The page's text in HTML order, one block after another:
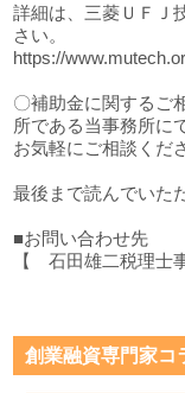
詳細は、三菱ＵＦＪ
さい。
https://
〇補助金に関するご
所である当事務所に
お気軽にご相談くだ
最後まで読んでいた
■お問い合わせ先
【 石田雄二税理士
創業融資専門家コ